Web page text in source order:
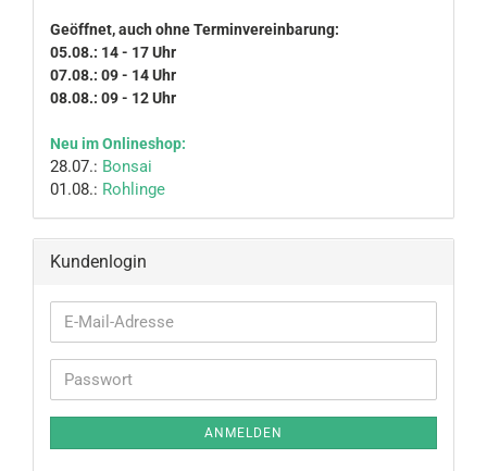
Geöffnet, auch ohne Terminvereinbarung:
05.08.: 14 - 17 Uhr
07.08.: 09 - 14 Uhr
08.08.: 09 - 12 Uhr
Neu im Onlineshop:
28.07.: Bonsai
01.08.: Rohlinge
Kundenlogin
E-
Mail-
Passwort
ANMELDEN